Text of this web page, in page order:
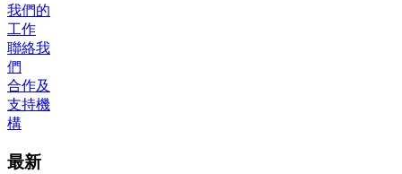
我們的
工作
聯絡我
們
合作及
支持機
構
最新